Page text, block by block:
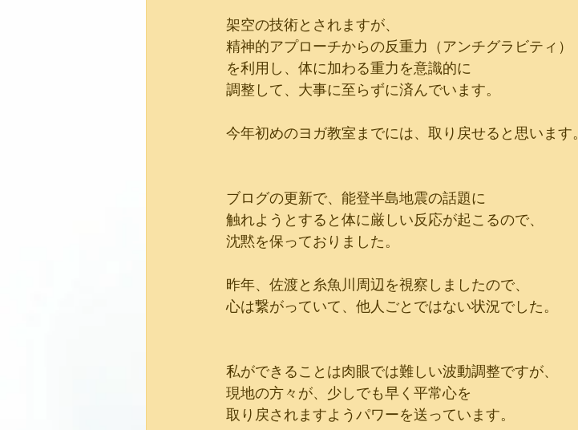
架空の技術とされますが、
精神的アプローチからの反重力（アンチグラビティ）
を利用し、体に加わる重力を意識的に
調整して、大事に至らずに済んでいます。
今年初めのヨガ教室までには、取り戻せると思います。
ブログの更新で、能登半島地震の話題に
触れようとすると体に厳しい反応が起こるので、
沈黙を保っておりました。
昨年、佐渡と糸魚川周辺を視察しましたので、
心は繋がっていて、他人ごとではない状況でした。
私ができることは肉眼では難しい波動調整ですが、
現地の方々が、少しでも早く平常心を
取り戻されますようパワーを送っています。